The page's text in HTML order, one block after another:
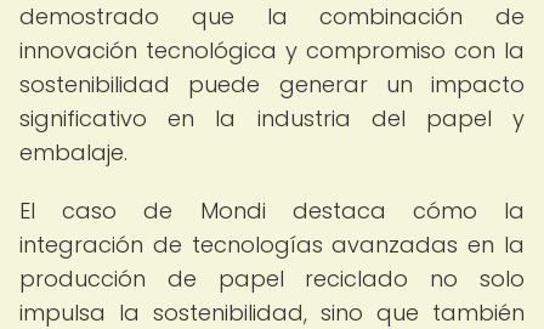
demostrado que la combinación de
innovación tecnológica y compromiso con la
sostenibilidad puede generar un impacto
significativo en la industria del papel y
embalaje.
El caso de Mondi destaca cómo la
integración de tecnologías avanzadas en la
producción de papel reciclado no solo
impulsa la sostenibilidad, sino que también